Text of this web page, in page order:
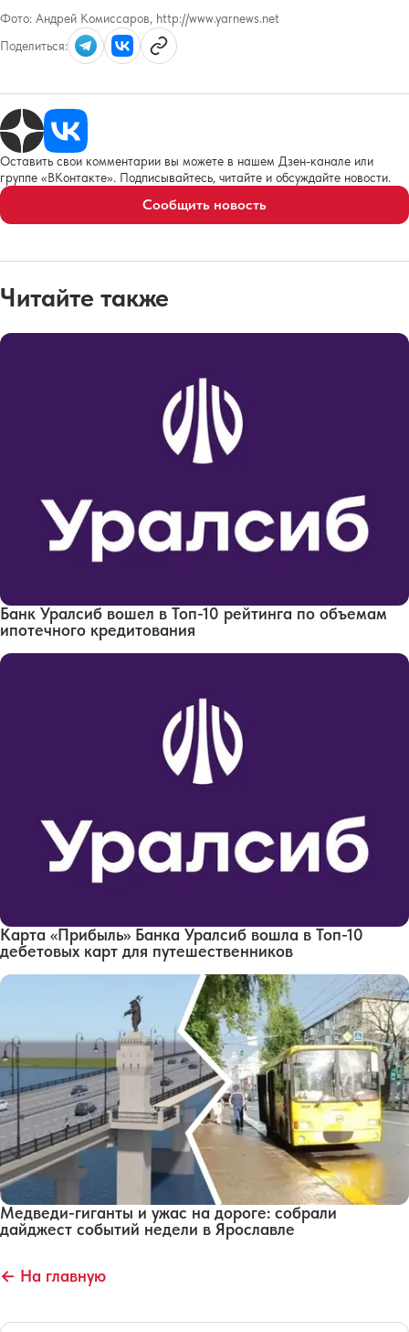
Фото: Андрей Комиссаров, http://www.yarnews.net
Поделиться:
Оставить свои комментарии вы можете в нашем Дзен-канале или
группе «ВКонтакте». Подписывайтесь, читайте и обсуждайте новости.
Сообщить новость
Читайте также
Банк Уралсиб вошел в Топ-10 рейтинга по объемам
ипотечного кредитования
Карта «Прибыль» Банка Уралсиб вошла в Топ-10
дебетовых карт для путешественников
Медведи-гиганты и ужас на дороге: собрали
дайджест событий недели в Ярославле
← На главную